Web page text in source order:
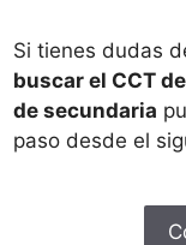
Si tienes dudas
buscar el CCT
de secundaria
paso desde el